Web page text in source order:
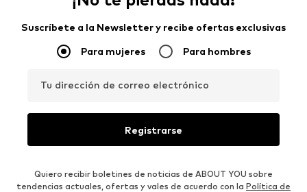
Suscríbete a la Newsletter y recibe ofertas exclusivas
Para mujeres Para hombres
Tu dirección de correo electrónico
Registrarse
Quiero recibir boletines de noticias de ABOUT YOU sobre
tendencias actuales, ofertas y vales de acuerdo con la Política de